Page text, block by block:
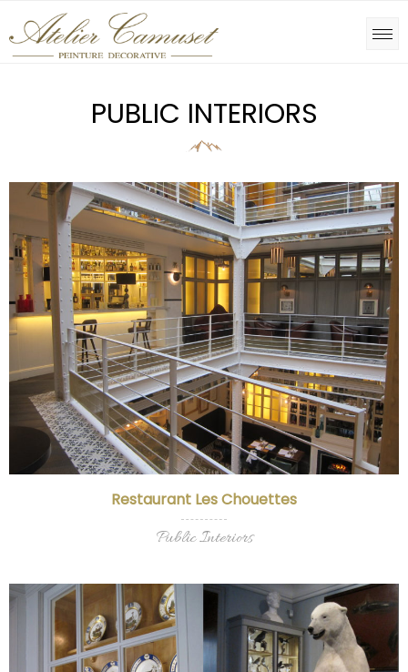
PUBLIC INTERIORS
Restaurant Les Chouettes
Public Interiors